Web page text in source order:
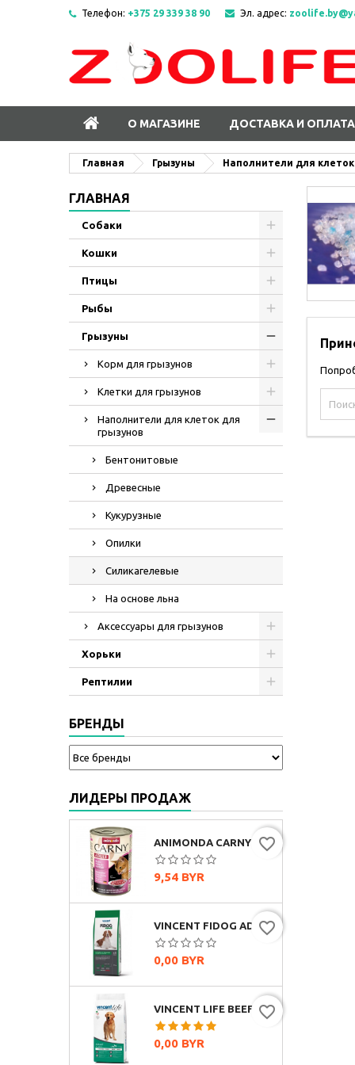
Телефон: +375 29 339 38 90 Эл. адрес:
О МАГАЗИНЕ ДОСТАВКА И ОПЛАТА
Главная Грызуны Наполнители для
ГЛАВНАЯ
Собаки
Кошки
Птицы
Рыбы
Грызуны
Корм для грызунов
Клетки для грызунов
Наполнители для клеток для
грызунов
Бентонитовые
Древесные
Кукурузные
Опилки
Силикагелевые
На основе льна
Аксессуары для грызунов
Хорьки
Рептилии
БРЕНДЫ
ЛИДЕРЫ ПРОДАЖ
ANIMONDA CARNY ADULT МУЛЬТИМЯСНОЙ КОКТЕЙЛЬ, 400Г
Цена
9,54 BYR
favorite_border
VINCENT FIDOG ADULT (ГОВЯДИНА)
Цена
0,00 BYR
favorite_border
VINCENT LIFE BEEF & RICE (ГОВЯДИНА И РИС)
Цена
0,00 BYR
favorite_border